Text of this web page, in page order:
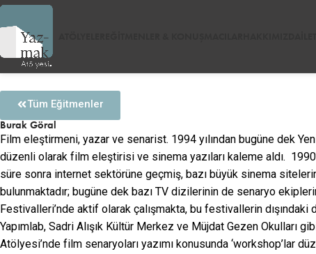
Tüm Eğitmenler
Burak Göral
Film eleştirmeni, yazar ve senarist. 1994 yılından bugüne dek
düzenli olarak film eleştirisi ve sinema yazıları kaleme aldı.
süre sonra internet sektörüne geçmiş, bazı büyük sinema
bulunmaktadır; bugüne dek bazı TV dizilerinin de senaryo
Festivalleri’nde aktif olarak çalışmakta, bu festivallerin
Yapımlab, Sadri Alışık Kültür Merkez ve Müjdat Gezen Okulları
Atölyesi’nde film senaryoları yazımı konusunda ‘workshop’lar